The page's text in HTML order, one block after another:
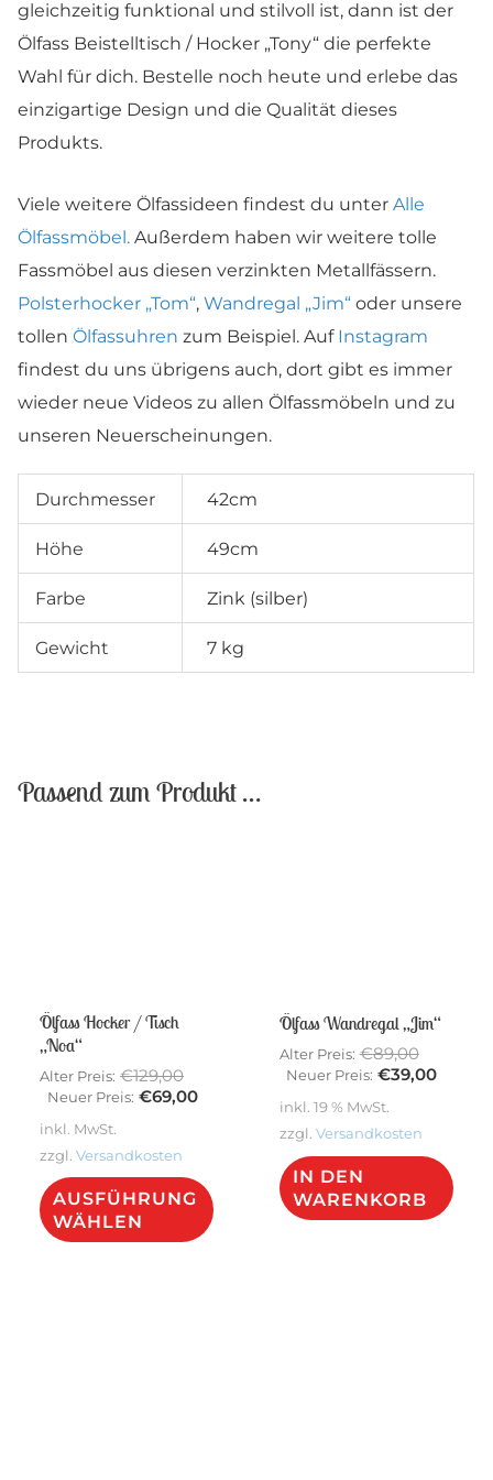
gleichzeitig funktional und stilvoll ist, dann ist der
Ölfass Beistelltisch / Hocker „Tony“ die perfekte
Wahl für dich. Bestelle noch heute und erlebe das
einzigartige Design und die Qualität dieses
Produkts.
Viele weitere Ölfassideen findest du unterAlle
Ölfassmöbel. Außerdem haben wir weitere tolle
Fassmöbel aus diesen verzinkten Metallfässern.
Polsterhocker „Tom“,Wandregal „Jim“ oder unsere
tollenÖlfassuhren zum Beispiel. Auf Instagram
findest du uns übrigens auch, dort gibt es immer
wieder neue Videos zu allen Ölfassmöbeln und zu
unseren Neuerscheinungen.
Durchmesser 42cm
Höhe 49cm
Farbe Zink (silber)
Gewicht 7 kg
Passend zum Produkt …
Ölfass Hocker / Tisch
„Noa“
Alter Preis: €129,00Ursprünglicher
Preis
Neuer Preis: €69,00Aktueller
inkl. MwSt.
zzgl.Versandkosten
AUSFÜHRUNG
WÄHLEN
Produkt
Ölfass Wandregal „Jim“
Alter Preis: €89,00
Preis
Neuer Preis: €39,00
inkl. 19 % MwSt.
zzgl. Versandkosten
IN DEN
WARENKORB